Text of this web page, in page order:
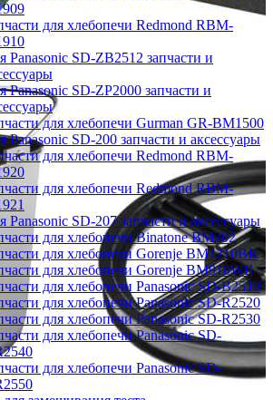
для хлебопечи Redmond RBM-
Panasonic SD-ZB2512 запчасти и
Panasonic SD-ZP2000 запчасти и
для хлебопечи Gurman GR-BM1500
Panasonic SD-200 запчасти и аксессуары
для хлебопечи Redmond RBM-
для хлебопечи Redmond RBM-
Panasonic SD-207 запчасти и аксессуары
для хлебопечи Binatone BM202
для хлебопечи Gorenje BM1210BK
для хлебопечи Gorenje BM910WII
для хлебопечи Panasonic SD-B2510
для хлебопечи Panasonic SD-R2520
для хлебопечи Panasonic SD-R2530
для хлебопечи Panasonic SD-
для хлебопечи Panasonic SD-